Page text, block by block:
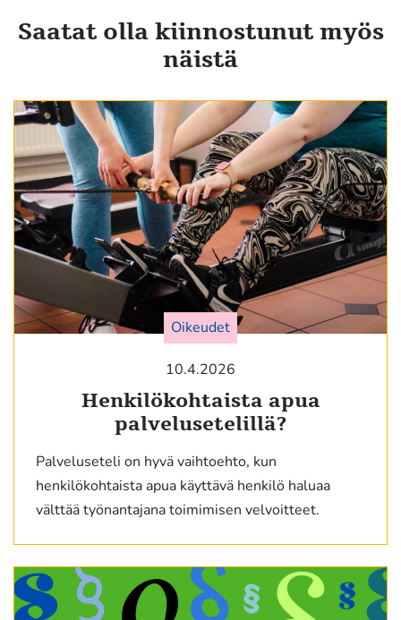
Saatat olla kiinnostunut myös
näistä
Oikeudet
10.4.2026
Henkilökohtaista apua
palvelusetelillä?
Palveluseteli on hyvä vaihtoehto, kun
henkilökohtaista apua käyttävä henkilö haluaa
välttää työnantajana toimimisen velvoitteet.